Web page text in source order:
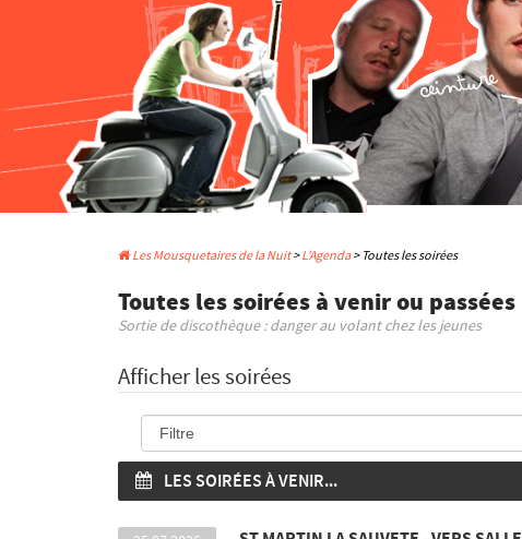
Les Mousquetaires de la Nuit>L'Agenda> Toutes les soirées
Toutes les soirées à venir ou passées
Sortie de discothèque : danger au volant chez les jeunes
Afficher les soirées
LES SOIRÉES À VENIR...